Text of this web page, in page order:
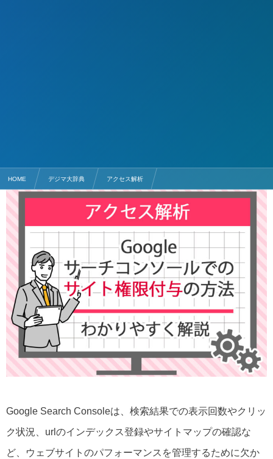
HOME デジマ大辞典 アクセス解析
Google Search Consoleでのサイト権限付与の方法を解説
Google Search Consoleは、検索結果での表示回数やクリッ
ク状況、urlのインデックス登録やサイトマップの確認な
ど、ウェブサイトのパフォーマンスを管理するために欠か